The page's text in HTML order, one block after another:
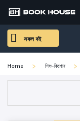
সকল বই
Home শিশু-কিশোর